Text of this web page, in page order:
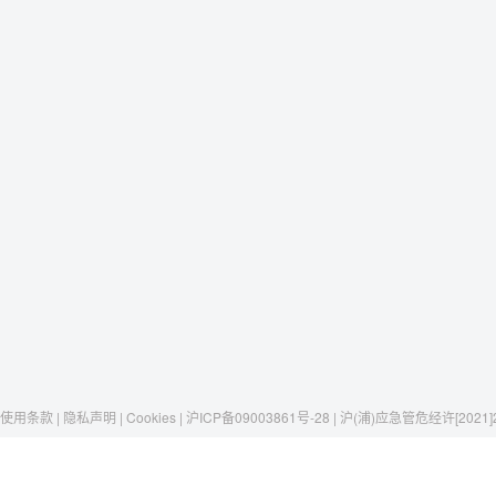
使用条款 | 隐私声明 | Cookies | 沪ICP备09003861号-28 | 沪(浦)应急管危经许